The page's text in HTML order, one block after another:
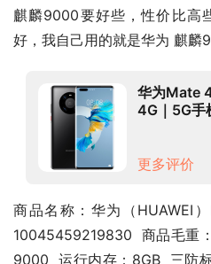
麒麟9000要好些，性价比高
好，我自己用的就是华为 麒麟
华为Mate
4G｜5G手
更多评价
商品名称：华为（HUAWEI
10045459219830  商品毛重
9000  运行内存：8GB  三防